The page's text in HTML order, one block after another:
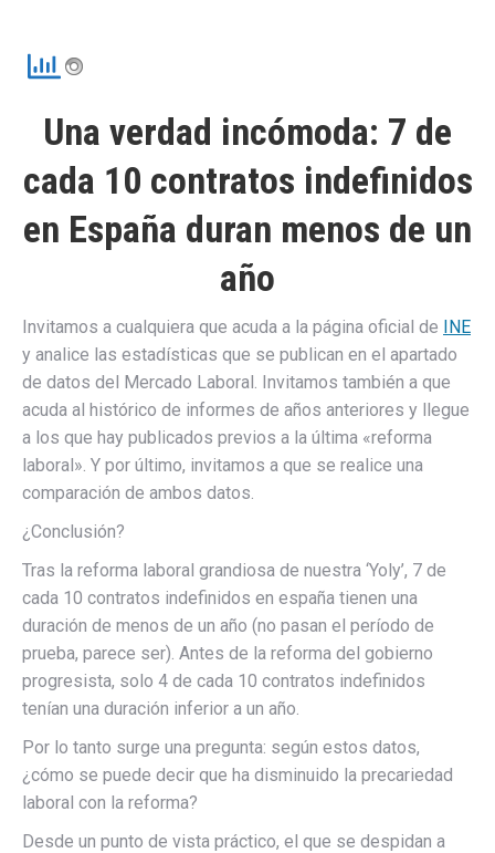
Una verdad incómoda: 7 de
cada 10 contratos indefinidos
en España duran menos de un
año
Invitamos a cualquiera que acuda a la página oficial de INE
y analice las estadísticas que se publican en el apartado
de datos del Mercado Laboral. Invitamos también a que
acuda al histórico de informes de años anteriores y llegue
a los que hay publicados previos a la última «reforma
laboral». Y por último, invitamos a que se realice una
comparación de ambos datos.
¿Conclusión?
Tras la reforma laboral grandiosa de nuestra ‘Yoly’, 7 de
cada 10 contratos indefinidos en españa tienen una
duración de menos de un año (no pasan el período de
prueba, parece ser). Antes de la reforma del gobierno
progresista, solo 4 de cada 10 contratos indefinidos
tenían una duración inferior a un año.
Por lo tanto surge una pregunta: según estos datos,
¿cómo se puede decir que ha disminuido la precariedad
laboral con la reforma?
Desde un punto de vista práctico, el que se despidan a